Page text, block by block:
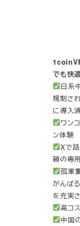
でも快
日系
規制さ
に導入
ワン
ン体験
Xで
頼の専
孤軍
がんば
を充実
高コ
中国